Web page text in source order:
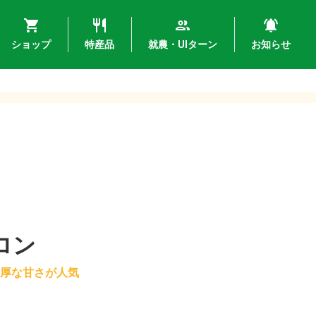
ショップ 特産品 就農・UIターン お知らせ
ン
な甘さが人気